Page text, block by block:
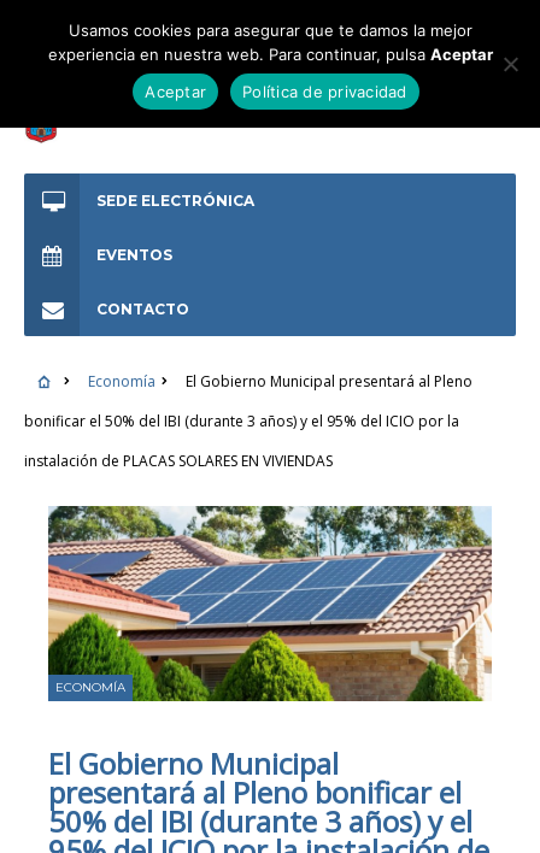
SEDE ELECTRÓNICA
EVENTOS
CONTACTO
Economía
El Gobierno Municipal presentará al Pleno
bonificar el 50% del IBI (durante 3 años) y el 95% del ICIO por la
instalación de PLACAS SOLARES EN VIVIENDAS
ECONOMÍA
El Gobierno Municipal
presentará al Pleno bonificar el
50% del IBI (durante 3 años) y el
Usamos cookies para asegurar que te damos la mejor
experiencia en nuestra web. Para continuar, pulsa Aceptar
Aceptar
Política de privacidad